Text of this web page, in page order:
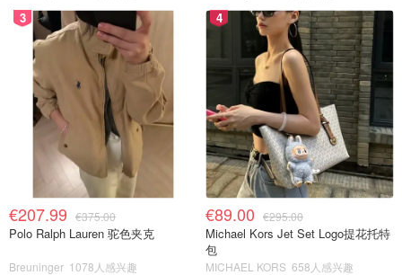
3
€207.99 €375.00
Polo Ralph Lauren 驼色夹克
Breuninger 1078人感兴趣
4
€89.00 €295.00
Michael Kors Jet Set Logo提花托特
包
MICHAEL KORS 658人感兴趣